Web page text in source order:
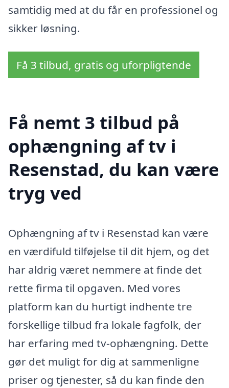
samtidig med at du får en professionel og
sikker løsning.
Få 3 tilbud, gratis og uforpligtende
Få nemt 3 tilbud på
ophængning af tv i
Resenstad, du kan være
tryg ved
Ophængning af tv i Resenstad kan være
en værdifuld tilføjelse til dit hjem, og det
har aldrig været nemmere at finde det
rette firma til opgaven. Med vores
platform kan du hurtigt indhente tre
forskellige tilbud fra lokale fagfolk, der
har erfaring med tv-ophængning. Dette
gør det muligt for dig at sammenligne
priser og tjenester, så du kan finde den